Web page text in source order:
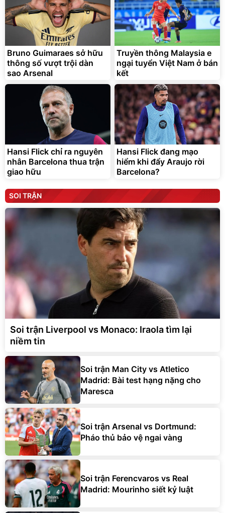
Bruno Guimaraes sở hữu
thông số vượt trội dàn
sao Arsenal
Truyền thông Malaysia e
ngại tuyển Việt Nam ở bán
kết
Hansi Flick chỉ ra nguyên
nhân Barcelona thua trận
giao hữu
Hansi Flick đang mạo
hiểm khi đẩy Araujo rời
Barcelona?
SOI TRẬN
Soi trận Liverpool vs Monaco: Iraola tìm lại
niềm tin
Soi trận Man City vs Atletico
Madrid: Bài test hạng nặng cho
Maresca
Soi trận Arsenal vs Dortmund:
Pháo thủ bảo vệ ngai vàng
Soi trận Ferencvaros vs Real
Madrid: Mourinho siết kỷ luật